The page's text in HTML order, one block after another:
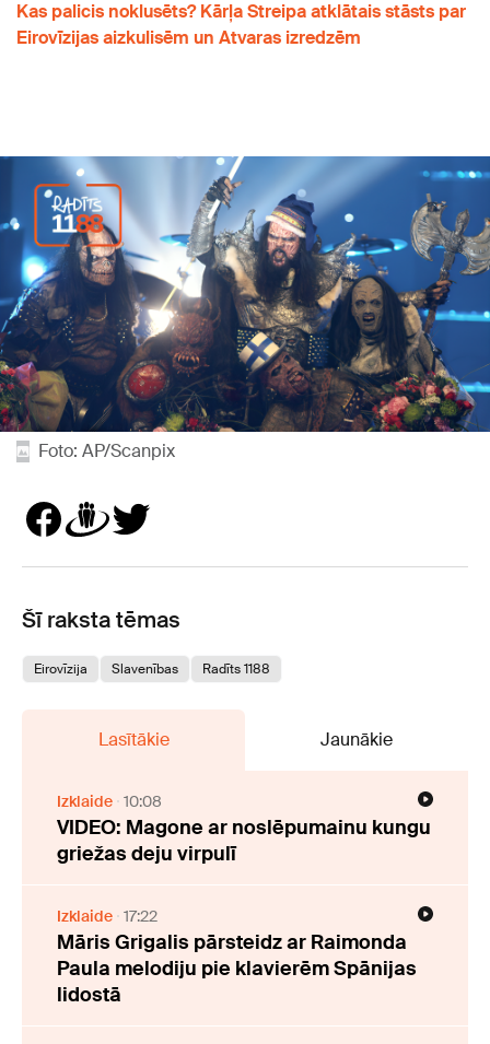
Kas palicis noklusēts? Kārļa Streipa atklātais stāsts par
Eirovīzijas aizkulisēm un Atvaras izredzēm
Foto: AP/Scanpix
Šī raksta tēmas
Eirovīzija Slavenības Radīts 1188
Lasītākie Jaunākie
Izklaide 10:08
VIDEO: Magone ar noslēpumainu kungu
griežas deju virpulī
Izklaide 17:22
Māris Grigalis pārsteidz ar Raimonda
Paula melodiju pie klavierēm Spānijas
lidostā